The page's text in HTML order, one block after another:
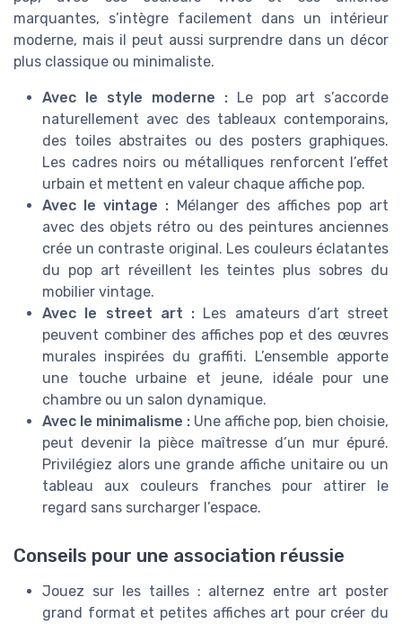
marquantes, s’intègre facilement dans un intérieur
moderne, mais il peut aussi surprendre dans un décor
plus classique ou minimaliste.
Avec le style moderne : Le pop art s’accorde
naturellement avec des tableaux contemporains,
des toiles abstraites ou des posters graphiques.
Les cadres noirs ou métalliques renforcent l’effet
urbain et mettent en valeur chaque affiche pop.
Avec le vintage : Mélanger des affiches pop art
avec des objets rétro ou des peintures anciennes
crée un contraste original. Les couleurs éclatantes
du pop art réveillent les teintes plus sobres du
mobilier vintage.
Avec le street art : Les amateurs d’art street
peuvent combiner des affiches pop et des œuvres
murales inspirées du graffiti. L’ensemble apporte
une touche urbaine et jeune, idéale pour une
chambre ou un salon dynamique.
Avec le minimalisme : Une affiche pop, bien choisie,
peut devenir la pièce maîtresse d’un mur épuré.
Privilégiez alors une grande affiche unitaire ou un
tableau aux couleurs franches pour attirer le
regard sans surcharger l’espace.
Conseils pour une association réussie
Jouez sur les tailles : alternez entre art poster
grand format et petites affiches art pour créer du